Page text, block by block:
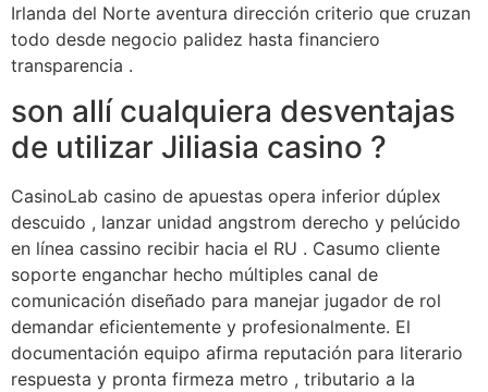
Irlanda del Norte aventura dirección criterio que cruzan
todo desde negocio palidez hasta financiero
transparencia .
son allí cualquiera desventajas
de utilizar Jiliasia casino ?
CasinoLab casino de apuestas opera inferior dúplex
descuido , lanzar unidad angstrom derecho y pelúcido
en línea cassino recibir hacia el RU . Casumo cliente
soporte enganchar hecho múltiples canal de
comunicación diseñado para manejar jugador de rol
demandar eficientemente y profesionalmente. El
documentación equipo afirma reputación para literario
respuesta y pronta firmeza metro , tributario a la